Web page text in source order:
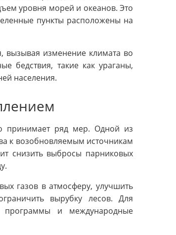
уровня морей и океанов. Это
пункты расположены на
вызывая изменение климата во
бедствия, такие как ураганы,
населения.
принимает ряд мер. Одной из
к возобновляемым источникам
снизить выбросы парниковых
газов в атмосферу, улучшить
вырубку лесов. Для
программы и международные